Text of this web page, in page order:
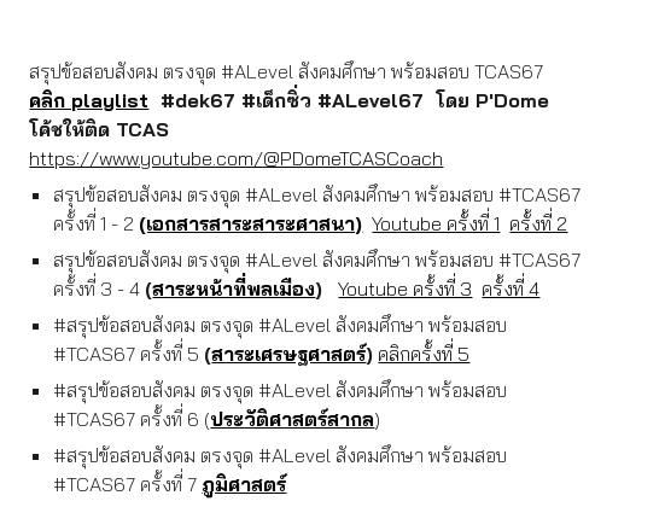
สรุปข้อสอบสังคม ตรงจุด #ALevel สังคมศึกษา พร้อมสอบ TCAS67
คลิก playlist #dek67 #เด็กซิ่ว #ALevel67 โดย P'Dome
โค้ชให้ติด TCAS
https://www.youtube.com/@PDomeTCASCoach
สรุปข้อสอบสังคม ตรงจุด #ALevel สังคมศึกษา พร้อมสอบ #TCAS67
ครั้งที่ 1 - 2 (เอกสารสาระสาระศาสนา) Youtube ครั้งที่ 1 ครั้งที่ 2
สรุปข้อสอบสังคม ตรงจุด #ALevel สังคมศึกษา พร้อมสอบ #TCAS67
ครั้งที่ 3 - 4 (สาระหน้าที่พลเมือง) Youtube ครั้งที่ 3 ครั้งที่ 4
#สรุปข้อสอบสังคม ตรงจุด #ALevel สังคมศึกษา พร้อมสอบ
#TCAS67 ครั้งที่ 5 (สาระเศรษฐศาสตร์) คลิกครั้งที่ 5
#สรุปข้อสอบสังคม ตรงจุด #ALevel สังคมศึกษา พร้อมสอบ
#TCAS67 ครั้งที่ 6 (ประวัติศาสตร์สากล)
#สรุปข้อสอบสังคม ตรงจุด #ALevel สังคมศึกษา พร้อมสอบ
#TCAS67 ครั้งที่ 7ภูมิศาสตร์